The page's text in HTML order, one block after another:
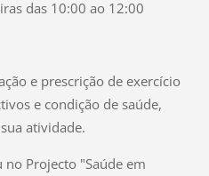
das 10:00 ao 12:00
e prescrição de exercício
e condição de saúde,
atividade.
Projecto "Saúde em